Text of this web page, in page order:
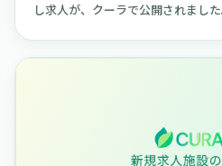
し求人が、クーラで公開されまし